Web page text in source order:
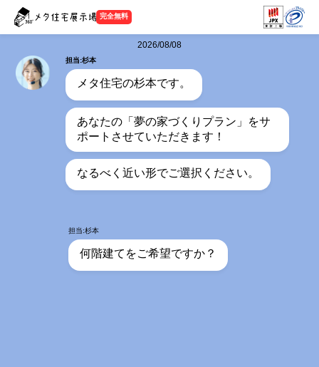
完全無料
2026/08/08
担当:杉本
メタ住宅の杉本です。
あなたの「夢の家づくりプラン」をサ
ポートさせていただきます！
なるべく近い形でご選択ください。
担当:杉本
何階建てをご希望ですか？